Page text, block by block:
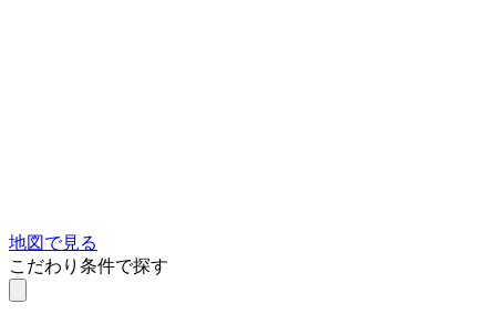
地図で見る
こだわり条件で探す